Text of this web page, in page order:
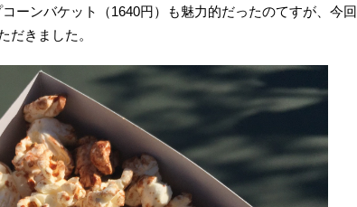
ーンバケット（1640円）も魅力的だったのてすが、今回
だきました。